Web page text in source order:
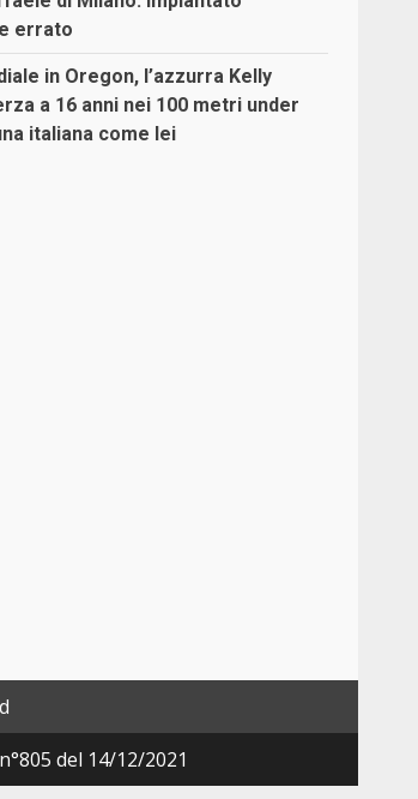
errato
in Oregon, l’azzurra Kelly
a 16 anni nei 100 metri under
italiana come lei
del 14/12/2021